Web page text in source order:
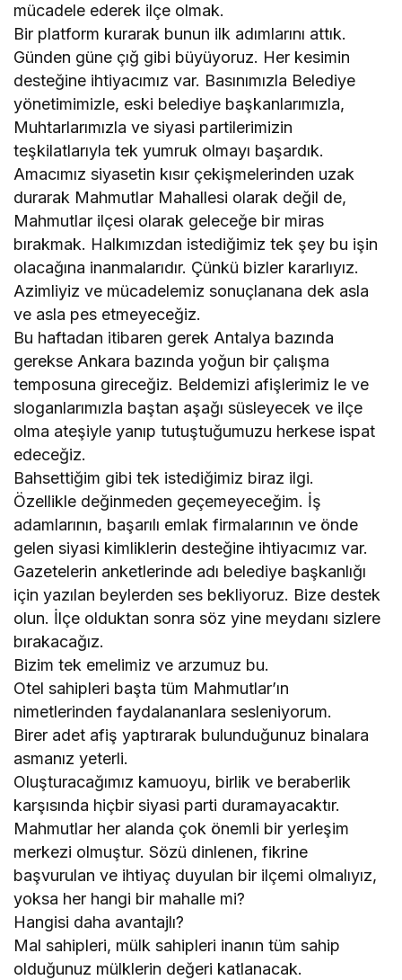
mücadele ederek ilçe olmak.
Bir platform kurarak bunun ilk adımlarını attık.
Günden güne çığ gibi büyüyoruz. Her kesimin
desteğine ihtiyacımız var. Basınımızla Belediye
yönetimimizle, eski belediye başkanlarımızla,
Muhtarlarımızla ve siyasi partilerimizin
teşkilatlarıyla tek yumruk olmayı başardık.
Amacımız siyasetin kısır çekişmelerinden uzak
durarak Mahmutlar Mahallesi olarak değil de,
Mahmutlar ilçesi olarak geleceğe bir miras
bırakmak. Halkımızdan istediğimiz tek şey bu işin
olacağına inanmalarıdır. Çünkü bizler kararlıyız.
Azimliyiz ve mücadelemiz sonuçlanana dek asla
ve asla pes etmeyeceğiz.
Bu haftadan itibaren gerek Antalya bazında
gerekse Ankara bazında yoğun bir çalışma
temposuna gireceğiz. Beldemizi afişlerimiz le ve
sloganlarımızla baştan aşağı süsleyecek ve ilçe
olma ateşiyle yanıp tutuştuğumuzu herkese ispat
edeceğiz.
Bahsettiğim gibi tek istediğimiz biraz ilgi.
Özellikle değinmeden geçemeyeceğim. İş
adamlarının, başarılı emlak firmalarının ve önde
gelen siyasi kimliklerin desteğine ihtiyacımız var.
Gazetelerin anketlerinde adı belediye başkanlığı
için yazılan beylerden ses bekliyoruz. Bize destek
olun. İlçe olduktan sonra söz yine meydanı sizlere
bırakacağız.
Bizim tek emelimiz ve arzumuz bu.
Otel sahipleri başta tüm Mahmutlar’ın
nimetlerinden faydalananlara sesleniyorum.
Birer adet afiş yaptırarak bulunduğunuz binalara
asmanız yeterli.
Oluşturacağımız kamuoyu, birlik ve beraberlik
karşısında hiçbir siyasi parti duramayacaktır.
Mahmutlar her alanda çok önemli bir yerleşim
merkezi olmuştur. Sözü dinlenen, fikrine
başvurulan ve ihtiyaç duyulan bir ilçemi olmalıyız,
yoksa her hangi bir mahalle mi?
Hangisi daha avantajlı?
Mal sahipleri, mülk sahipleri inanın tüm sahip
olduğunuz mülklerin değeri katlanacak.